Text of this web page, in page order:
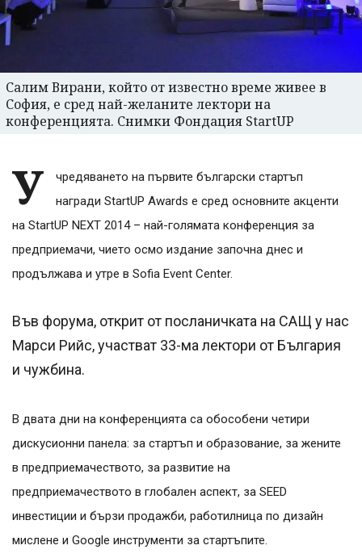
Салим Вирани, който от известно време живее в
София, е сред най-желаните лектори на
конференцията. Снимки Фондация StartUP
У
чредяването на първите български стартъп
награди StartUP Awards е сред основните акценти
на StartUP NEXT 2014 – най-голямата конференция за
предприемачи, чието осмо издание започна днес и
продължава и утре в Sofia Event Center.
Във форума, открит от посланичката на САЩ у нас
Марси Рийс, участват 33-ма лектори от България
и чужбина.
В двата дни на конференцията са обособени четири
дискусионни панела: за стартъп и образование, за жените
в предприемачеството, за развитие на
предприемачеството в глобален аспект, за SEED
инвестиции и бързи продажби, работилница по дизайн
мислене и Google инструменти за стартъпите.